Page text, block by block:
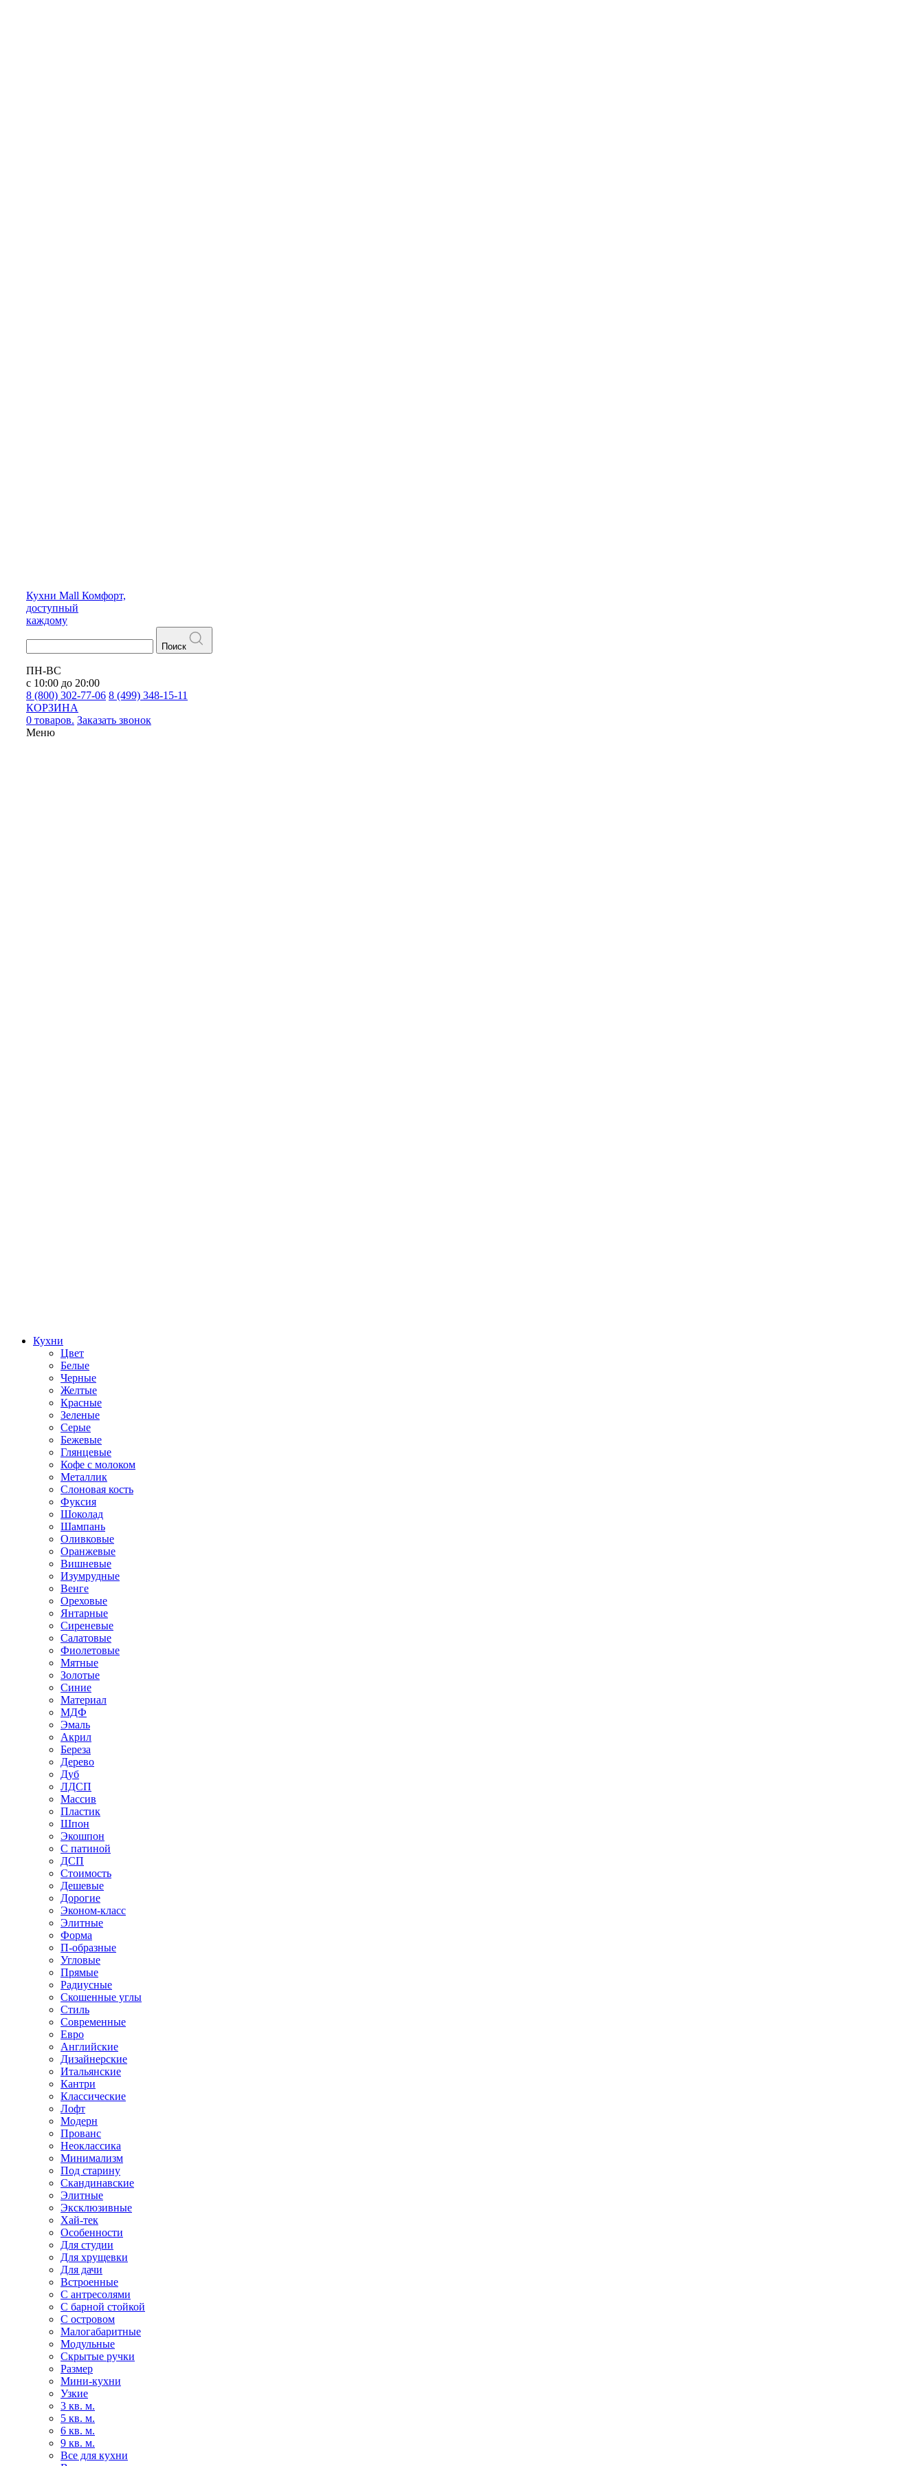
Кухни Mall Комфорт,
доступный
каждому
Поиск
ПН-ВС
с 10:00 до 20:00
8 (800) 302-77-06 8 (499) 348-15-11
КОРЗИНА
0 товаров. Заказать звонок
Меню
Кухни
Цвет
Белые
Черные
Желтые
Красные
Зеленые
Серые
Бежевые
Глянцевые
Кофе с молоком
Металлик
Слоновая кость
Фуксия
Шоколад
Шампань
Оливковые
Оранжевые
Вишневые
Изумрудные
Венге
Ореховые
Янтарные
Сиреневые
Салатовые
Фиолетовые
Мятные
Золотые
Синие
Материал
МДФ
Эмаль
Акрил
Береза
Дерево
Дуб
ЛДСП
Массив
Пластик
Шпон
Экошпон
С патиной
ДСП
Стоимость
Дешевые
Дорогие
Эконом-класс
Элитные
Форма
П-образные
Угловые
Прямые
Радиусные
Скошенные углы
Стиль
Современные
Евро
Английские
Дизайнерские
Итальянские
Кантри
Классические
Лофт
Модерн
Прованс
Неоклассика
Минимализм
Под старину
Скандинавские
Элитные
Эксклюзивные
Хай-тек
Особенности
Для студии
Для хрущевки
Для дачи
Встроенные
С антресолями
С барной стойкой
С островом
Малогабаритные
Модульные
Скрытые ручки
Размер
Мини-кухни
Узкие
3 кв. м.
5 кв. м.
6 кв. м.
9 кв. м.
Все для кухни